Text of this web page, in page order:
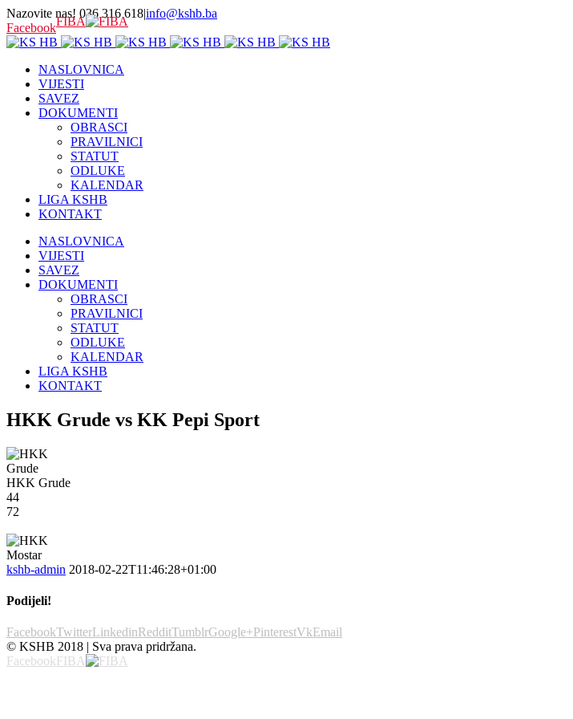
Nazovite nas! 036 316 618|info@kshb.ba
FacebookFIBA
NASLOVNICA
VIJESTI
SAVEZ
DOKUMENTI
OBRASCI
PRAVILNICI
STATUT
ODLUKE
KALENDAR
LIGA KSHB
KONTAKT
NASLOVNICA
VIJESTI
SAVEZ
DOKUMENTI
OBRASCI
PRAVILNICI
STATUT
ODLUKE
KALENDAR
LIGA KSHB
KONTAKT
HKK Grude vs KK Pepi Sport
HKK Grude
44
72
kshb-admin 2018-02-22T11:46:28+01:00
Podijeli!
FacebookTwitterLinkedinRedditTumblrGoogle+PinterestVkEmail
© KSHB 2018 | Sva prava pridržana.
FacebookFIBA